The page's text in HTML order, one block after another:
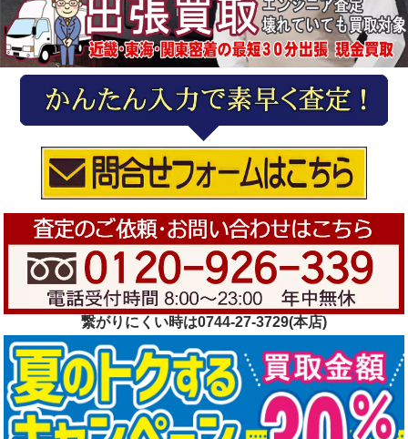
繋がりにくい時は0744-27-3729(本店)